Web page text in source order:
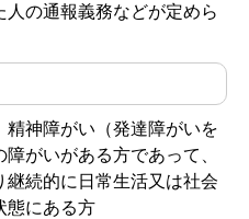
の通報義務などが定めら
神障がい（発達障がいを
がいがある方であって、
続的に日常生活又は社会
態にある方